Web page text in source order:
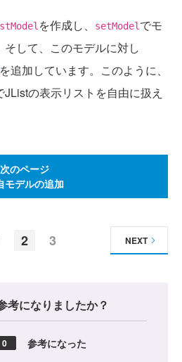
を作成し、 setModel でモ
して、このモデルに対し
を追加しています。このように、
の表示リストを自由に扱え
次のページ
モデルの追加
2 3 NEXT
考になりましたか？
0 参考になった